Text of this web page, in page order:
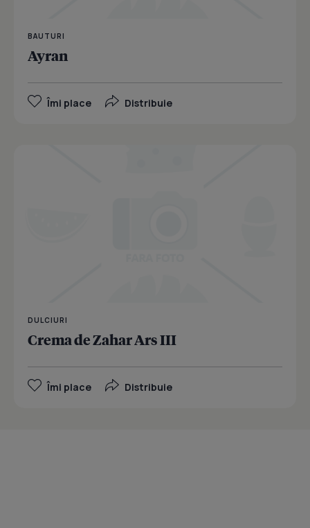
BAUTURI
Ayran
Îmi place Distribuie
DULCIURI
Crema de Zahar Ars III
Îmi place Distribuie